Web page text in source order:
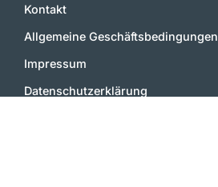
Kontakt
Allgemeine Geschäftsbedingungen
Impressum
Datenschutzerklärung